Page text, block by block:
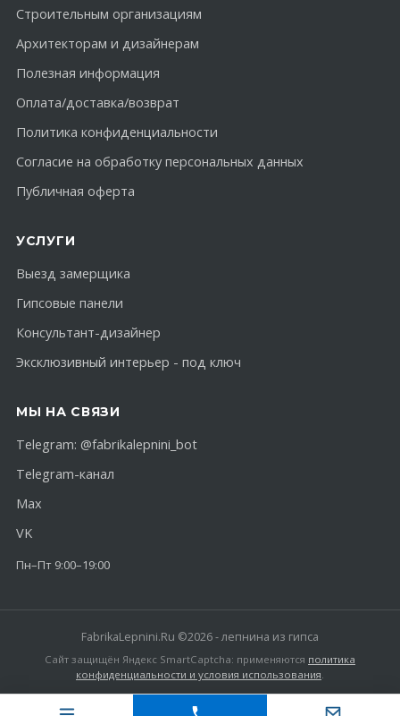
Строительным организациям
Архитекторам и дизайнерам
Полезная информация
Оплата/доставка/возврат
Политика конфиденциальности
Согласие на обработку персональных данных
Публичная оферта
УСЛУГИ
Выезд замерщика
Гипсовые панели
Консультант-дизайнер
Эксклюзивный интерьер - под ключ
МЫ НА СВЯЗИ
Telegram: @fabrikalepnini_bot
Telegram-канал
Max
VK
Пн–Пт 9:00–19:00
FabrikaLepnini.Ru ©2026 - лепнина из гипса
Сайт защищён Яндекс SmartCaptcha: применяются политика
конфиденциальности и условия использования.